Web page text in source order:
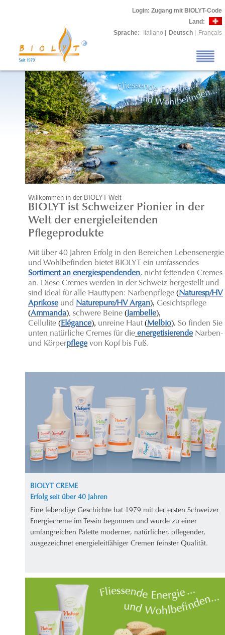
Login: Zugang mit BIOLYT-Code
Land:
Sprache: Italiano Deutsch Français
Willkommen in der BIOLYT-Welt
BIOLYT ist Schweizer Pionier in der
Welt der energieleitenden
Pflegeprodukte
Mit über 40 Jahren Erfolg in den Bereichen Lebensenergie
und Wohlbefinden bietet BIOLYT ein umfassendes
Sortiment an energiespendenden, nicht fettenden Cremes
an. Diese Cremes werden in der Schweiz hergestellt und
sind ideal für alle Hauttypen: Narbenpflege (Naturesp/HV
Aprikose und Naturepure/HV Argan), Gesichtspflege
(Ammanda), schwere Beine (Jambelle),
Cellulite (Elégance), unreine Haut (Melbio). So finden Sie
unten natürliche Cremes für die energetisierendeNarben-
und Körperpflegevon Kopf bis Fuß.
BIOLYT CREME
Erfolg seit über 40 Jahren
Eine lebendige Geschichte hat 1979 mit der ersten Schweizer
Energiecreme im Tessin begonnen und wurde zu einer
umfangreichen Palette moderner, natürlicher, pflegender,
ausgezeichnet energieleitfähiger Cremen feinster Qualität.